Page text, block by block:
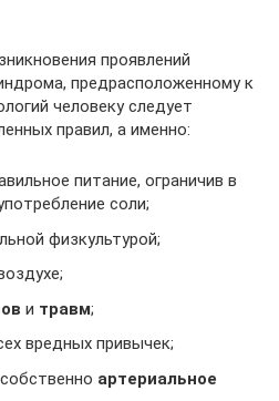
проявлений
предрасположенному к
человеку следует
правил, а именно:
питание, ограничив в
соли;
физкультурой;
и травм;
вредных привычек;
артериальное